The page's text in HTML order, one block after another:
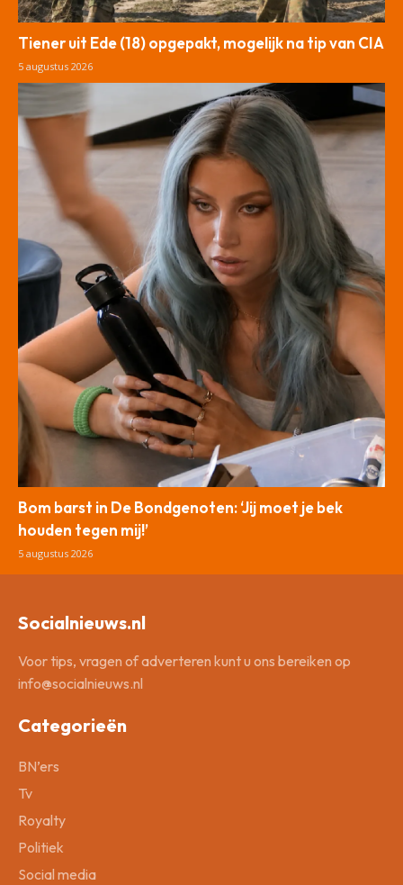
Tiener uit Ede (18) opgepakt, mogelijk na tip van CIA
5 augustus 2026
Bom barst in De Bondgenoten: ‘Jij moet je bek
houden tegen mij!’
5 augustus 2026
Socialnieuws.nl
Voor tips, vragen of adverteren kunt u ons bereiken op
info@socialnieuws.nl
Categorieën
BN’ers
Tv
Royalty
Politiek
Social media